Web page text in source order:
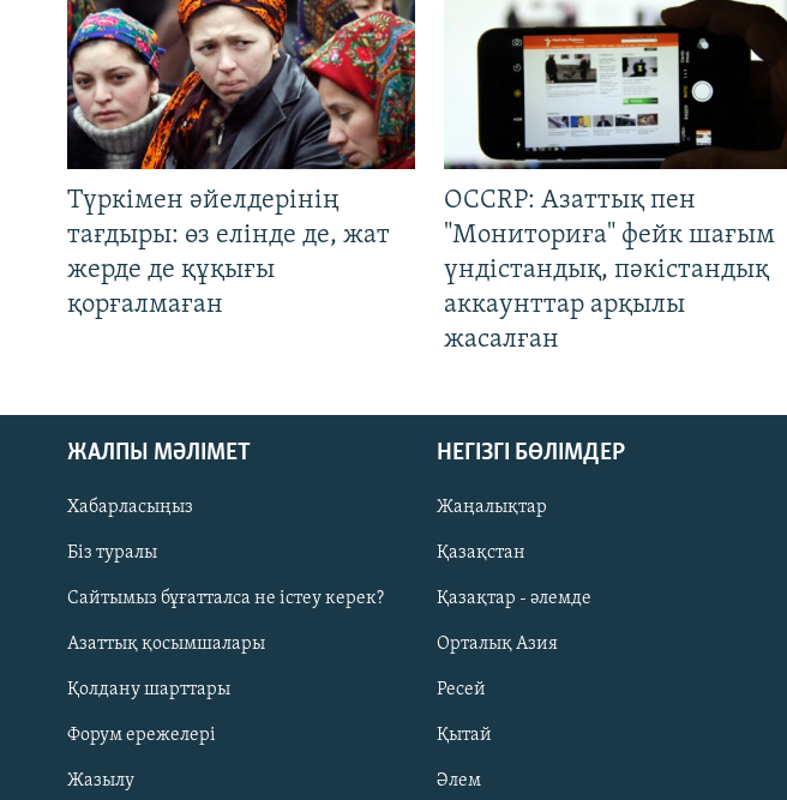
Русский
ЖАЗЫЛЫҢЫЗ
Түркімен әйелдерінің
тағдыры: өз елінде де, жат
жерде де құқығы
қорғалмаған
OCCRP: Азаттық пен
"Мониториға" фейк шағым
үндістандық, пәкістандық
аккаунттар арқылы
жасалған
ЖАЛПЫ МӘЛІМЕТ
Хабарласыңыз
Біз туралы
Сайтымыз бұғатталса не істеу керек?
Азаттық қосымшалары
Қолдану шарттары
Форум ережелері
Жазылу
НЕГІЗГІ БӨЛІМДЕР
Жаңалықтар
Қазақстан
Қазақтар - әлемде
Орталық Азия
Ресей
Қытай
Әлем